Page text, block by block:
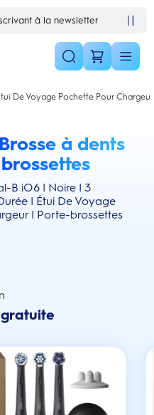
à la newsletter
De Voyage Pochette Pour Chargeur
à dents
B iO6 | Noire | 3
| Étui De Voyage
| Porte-brossettes